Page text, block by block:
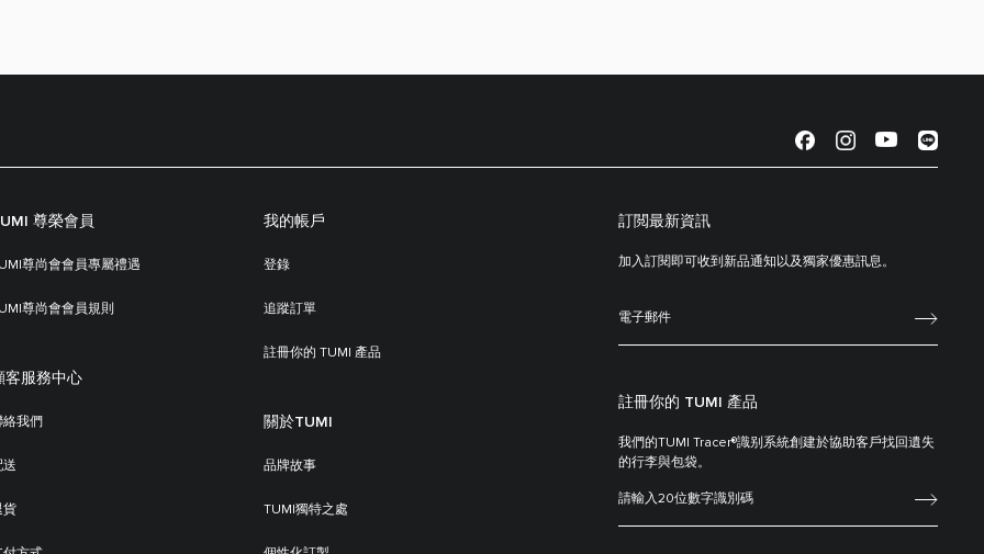
尊榮會員
尊尚會會員專屬禮遇
尊尚會會員規則
客服務中心
絡我們
送
貨
我的帳戶
登錄
追蹤訂單
註冊你的 TUMI 產品
關於TUMI
品牌故事
TUMI獨特之處
訂閲最新資訊
加入訂閱即可收到新品通知以及獨家優惠訊息。
註冊你的 TUMI 產品
我們的TUMI Tracer®識别系統創建於協助客戶找回遺失
的行李與包袋。